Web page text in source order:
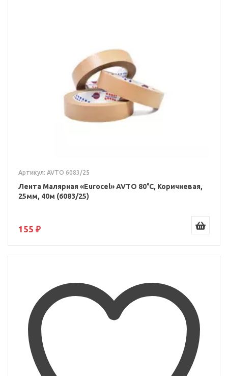
Артикул: AVTO 6083/25
Лента Малярная «Eurocel» AVTO 80°С, Коричневая,
25мм, 40м (6083/25)
155 ₽